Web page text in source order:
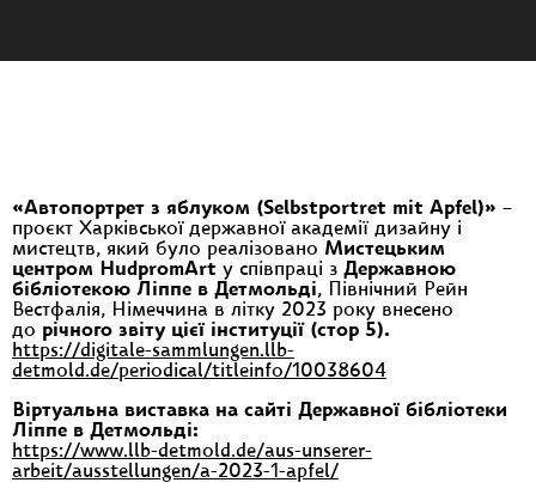
«Автопортрет з яблуком (Selbstportret mit Apfel)» −
проєкт Харківської державної академії дизайну і
мистецтв, який було реалізовано Мистецьким
центром HudpromArt у співпраці з Державною
бібліотекою Ліппе в Детмольді, Північний Рейн
Вестфалія, Німеччина в літку 2023 року внесено
до річного звіту цієї інституції (стор 5).
https://digitale-sammlungen.llb-
detmold.de/periodical/titleinfo/10038604
Віртуальна виставка на сайті Державної бібліотеки
Ліппе в Детмольді:
https://www.llb-detmold.de/aus-unserer-
arbeit/ausstellungen/a-2023-1-apfel/